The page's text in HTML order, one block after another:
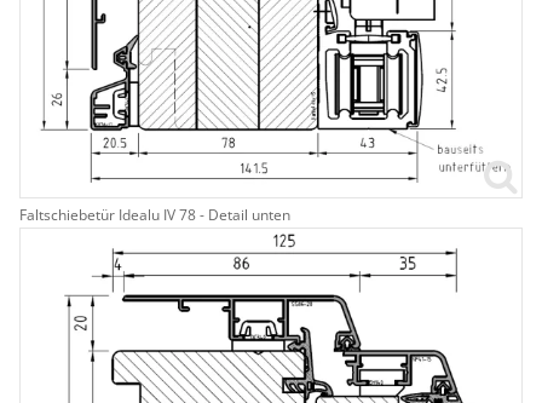
Faltschiebetür Idealu IV 78 - Detail unten